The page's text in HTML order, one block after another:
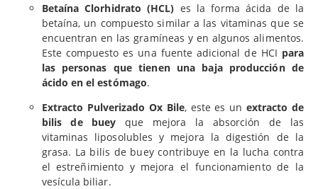
Betaína Clorhidrato (HCL) es la forma ácida de la
betaína, un compuesto similar a las vitaminas que se
encuentran en las gramíneas y en algunos alimentos.
Este compuesto es una fuente adicional de HCI para
las personas que tienen una baja producción de
ácido en el estómago.
Extracto Pulverizado Ox Bile, este es un extracto de
bilis de buey que mejora la absorción de las
vitaminas liposolubles y mejora la digestión de la
grasa. La bilis de buey contribuye en la lucha contra
el estreñimiento y mejora el funcionamiento de la
vesícula biliar.